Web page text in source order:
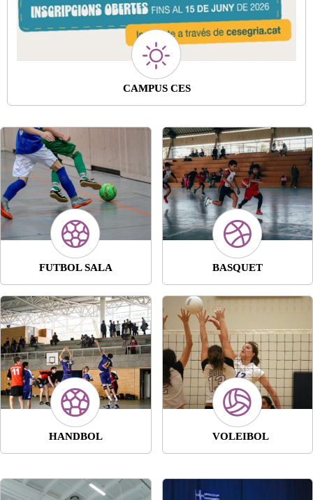
CAMPUS CES
FUTBOL SALA BASQUET
HANDBOL VOLEIBOL